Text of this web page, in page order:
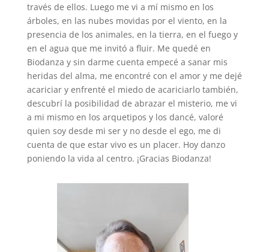
través de ellos. Luego me vi a mí mismo en los
árboles, en las nubes movidas por el viento, en la
presencia de los animales, en la tierra, en el fuego y
en el agua que me invitó a fluir. Me quedé en
Biodanza y sin darme cuenta empecé a sanar mis
heridas del alma, me encontré con el amor y me dejé
acariciar y enfrenté el miedo de acariciarlo también,
descubrí la posibilidad de abrazar el misterio, me vi
a mi mismo en los arquetipos y los dancé, valoré
quien soy desde mi ser y no desde el ego, me di
cuenta de que estar vivo es un placer. Hoy danzo
poniendo la vida al centro. ¡Gracias Biodanza!